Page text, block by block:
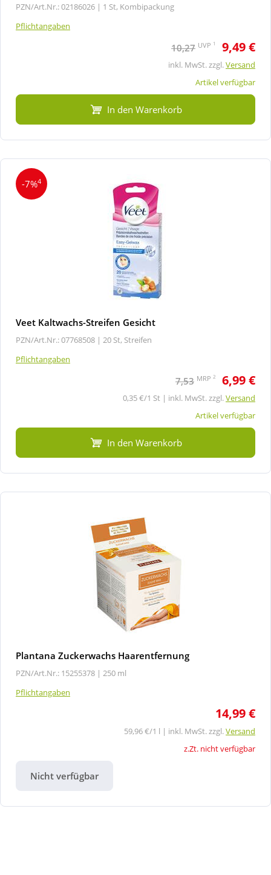
PZN/Art.Nr.: 02186026 | 1 St, Kombipackung
Pflichtangaben
10,27 UVP 1 9,49 €
inkl. MwSt. zzgl.Versand
Artikel verfügbar
In den Warenkorb
-7%4
Veet Kaltwachs-Streifen Gesicht
PZN/Art.Nr.: 07768508 | 20 St, Streifen
Pflichtangaben
7,53 MRP 2 6,99 €
0,35 €/1 St | inkl. MwSt. zzgl.Versand
Artikel verfügbar
In den Warenkorb
Plantana Zuckerwachs Haarentfernung
PZN/Art.Nr.: 15255378 | 250 ml
Pflichtangaben
14,99 €
59,96 €/1 l | inkl. MwSt. zzgl.Versand
z.Zt. nicht verfügbar
Nicht verfügbar